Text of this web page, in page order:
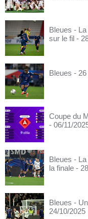
Bleues -
sur le fil -
Bleues -
Coupe du
- 06/11/
Bleues -
la finale -
Bleues -
24/10/2025